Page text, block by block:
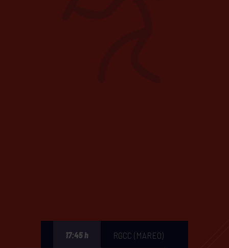
17:45 h RGCC (MAREO)